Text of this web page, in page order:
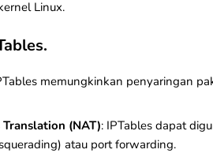
Linux.
memungkinkan penyaringan
(NAT): IPTables dapat
atau port forwarding.